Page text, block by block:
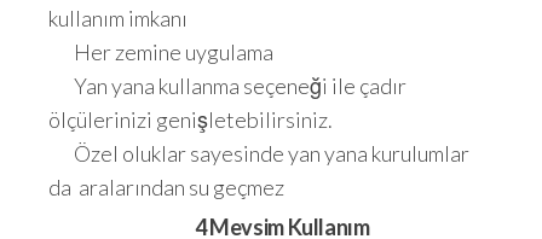
kullanım imkanı
Her zemine uygulama
Yan yana kullanma seçeneği ile çadır
ölçülerinizi genişletebilirsiniz.
Özel oluklar sayesinde yan yana kurulumlar
da aralarından su geçmez
4 Mevsim Kullanım